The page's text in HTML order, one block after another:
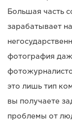
Большая часть
зарабатывает
фотография
это лишь тип
вы получаете
проблемы от